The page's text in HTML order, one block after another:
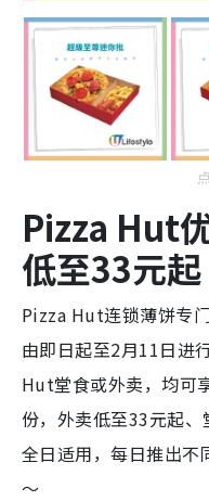
Pizza Hut
低至33元起
Pizza Hut连锁薄饼专
由即日起至2月11日进
Hut堂食或外卖，均可
份，外卖低至33元起
全日适用，每日推出不
～